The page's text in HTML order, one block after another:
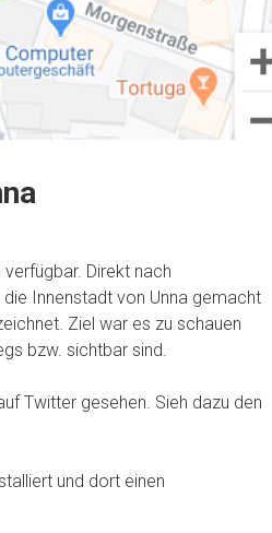
Direkt nach
Innenstadt von Unna gemacht
Ziel war es zu schauen
bzw. sichtbar sind.
Twitter gesehen. Sieh dazu den
und dort einen